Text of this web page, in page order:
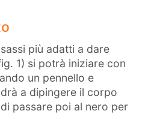
più adatti a dare
1) si potrà iniziare con
un pennello e
a dipingere il corpo
passare poi al nero per